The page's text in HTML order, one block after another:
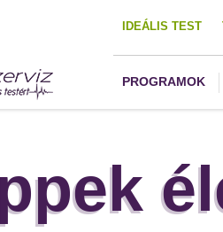
IDEÁLIS TEST
PROGRAMOK